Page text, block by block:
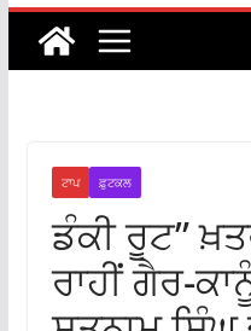
ਟਾਪ ਫ਼ੁਟਕਲ
ਡੰਕੀ ਰੂਟ”
ਰਾਹੀਂ ਗੈਰ-